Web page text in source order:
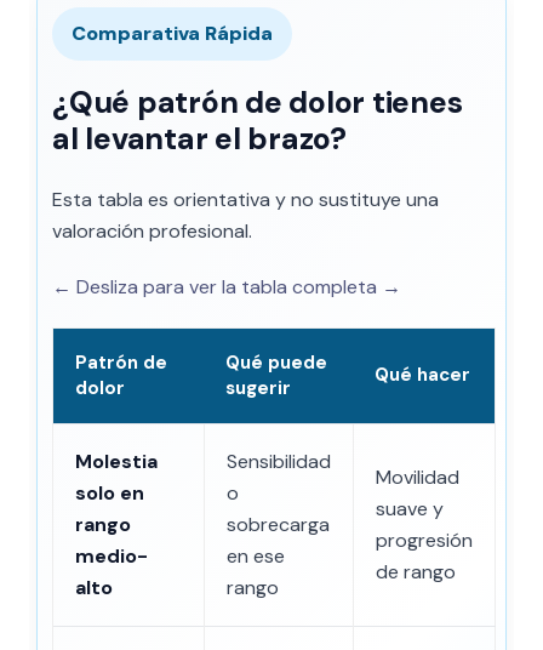
Comparativa Rápida
¿Qué patrón de dolor tienes
al levantar el brazo?
Esta tabla es orientativa y no sustituye una
valoración profesional.
← Desliza para ver la tabla completa →
Patrón de
dolor
Qué puede
sugerir
Qué hacer
Molestia
solo en
rango
medio-
alto
Sensibilidad
o
sobrecarga
en ese
rango
Movilidad
suave y
progresión
de rango